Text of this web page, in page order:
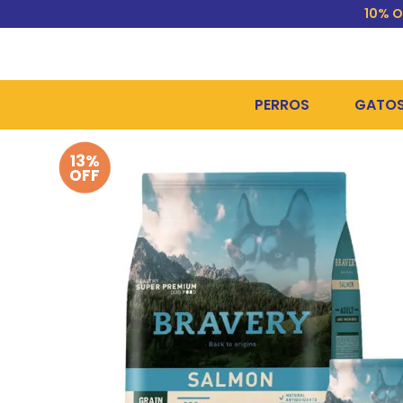
10%
PERROS
ALIMENTOS HÚMEDOS Y
HIGIENE, PELUQUERÍA Y
CAMAS Y CASETAS
BOLSOS Y
BOLSAS PARA MATERIA
COLLARES, ARNESES Y
13%
OFF